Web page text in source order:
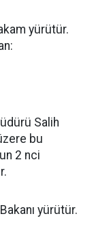
yürütür.
Salih
bu
2 nci
yürütür.